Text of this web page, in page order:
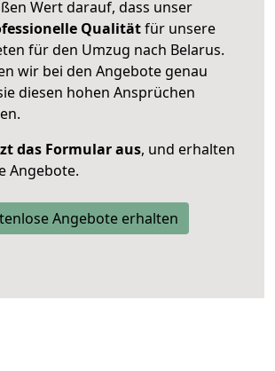
Wert darauf, dass unser
Qualitätfür unsere
für den Umzug nach Belarus.
wir bei den Angebote genau
diesen hohen Ansprüchen
das Formular aus, und erhalten
Angebote.
Angebote erhalten